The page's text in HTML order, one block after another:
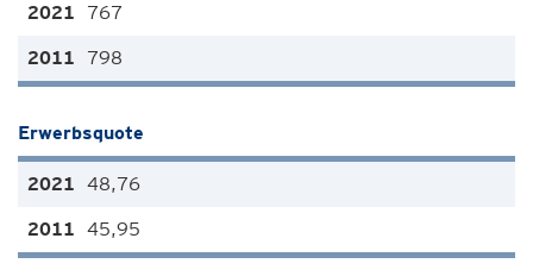
767
798
Erwerbsquote
48,76
45,95